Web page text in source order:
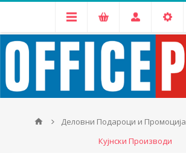
Деловни Подароци и Промоција
Кујнски Производи